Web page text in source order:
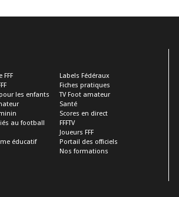
FFF
les enfants
au football
éducatif
Labels Fédéraux
Fiches pratiques
TV Foot amateur
Santé
Scores en direct
FFFTV
Joueurs FFF
Portail des officiels
Nos formations